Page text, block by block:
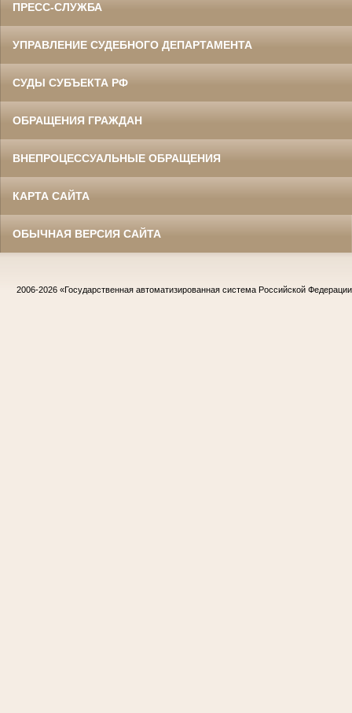
ПРЕСС-СЛУЖБА
УПРАВЛЕНИЕ СУДЕБНОГО ДЕПАРТАМЕНТА
СУДЫ СУБЪЕКТА РФ
ОБРАЩЕНИЯ ГРАЖДАН
ВНЕПРОЦЕССУАЛЬНЫЕ ОБРАЩЕНИЯ
КАРТА САЙТА
ОБЫЧНАЯ ВЕРСИЯ САЙТА
2006-2026 «Государственная автоматизированная система Российской